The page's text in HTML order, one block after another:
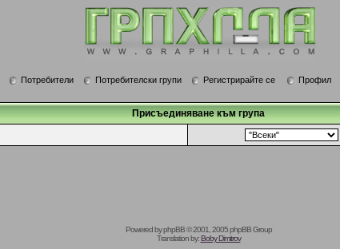
Потребители Потребителски групи Регистрирайте се Профил
Присъединяване към група
Powered byphpBB© 2001, 2005 phpBB Group
Translation by:Boby Dimitrov